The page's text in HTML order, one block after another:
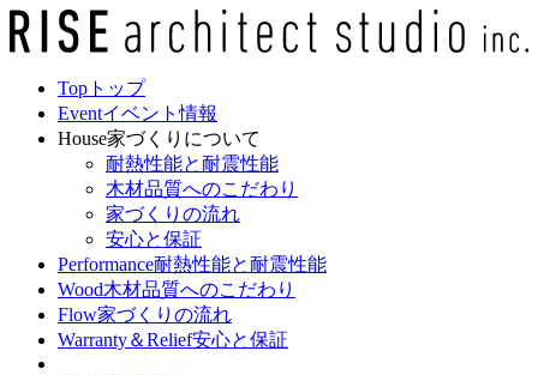
Top トップ
Eventイベント情報
House家づくりについて
耐熱性能と耐震性能
木材品質へのこだわり
家づくりの流れ
安心と保証
Performance耐熱性能と耐震性能
Wood木材品質へのこだわり
Flow家づくりの流れ
Warranty＆Relief安心と保証